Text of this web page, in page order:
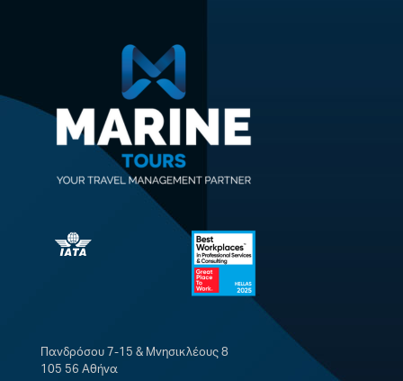
Πανδρόσου 7-15 & Μνησικλέους 8
105 56 Αθήνα